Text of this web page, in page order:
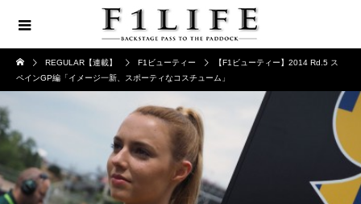
REGULAR【連載】 F1ビューティー
【F1ビューティー】2014 Rd.5 ス
ペインGP編「イメージ一新、スポーティなコスチューム」